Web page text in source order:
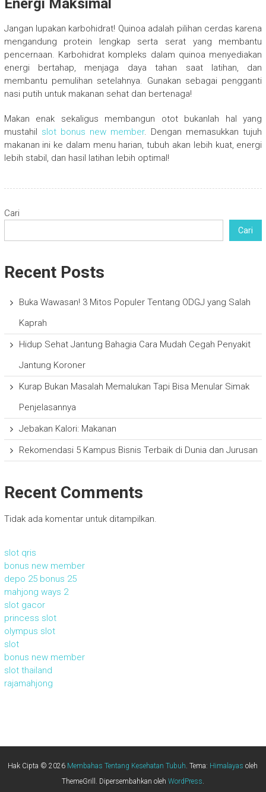
Energi Maksimal
Jangan lupakan karbohidrat! Quinoa adalah pilihan cerdas karena
mengandung protein lengkap serta serat yang membantu
pencernaan. Karbohidrat kompleks dalam quinoa menyediakan
energi bertahap, menjaga daya tahan saat latihan, dan
membantu pemulihan setelahnya. Gunakan sebagai pengganti
nasi putih untuk makanan sehat dan bertenaga!
Makan enak sekaligus membangun otot bukanlah hal yang
mustahil slot bonus new member. Dengan memasukkan tujuh
makanan ini ke dalam menu harian, tubuh akan lebih kuat, energi
lebih stabil, dan hasil latihan lebih optimal!
Cari
Cari
Recent Posts
Buka Wawasan! 3 Mitos Populer Tentang ODGJ yang Salah
Kaprah
Hidup Sehat Jantung Bahagia Cara Mudah Cegah Penyakit
Jantung Koroner
Kurap Bukan Masalah Memalukan Tapi Bisa Menular Simak
Penjelasannya
Jebakan Kalori: Makanan
Rekomendasi 5 Kampus Bisnis Terbaik di Dunia dan Jurusan
Recent Comments
Tidak ada komentar untuk ditampilkan.
slot qris
bonus new member
depo 25 bonus 25
mahjong ways 2
slot gacor
princess slot
olympus slot
slot
bonus new member
slot thailand
rajamahjong
Hak Cipta © 2026 Membahas Tentang Kesehatan Tubuh. Tema: Himalayas oleh
ThemeGrill. Dipersembahkan oleh WordPress.